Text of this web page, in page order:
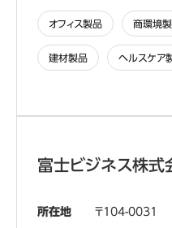
オフィス製品 商環境
建材製品 ヘルスケア
富士ビジネス株式
所在地
104-0031